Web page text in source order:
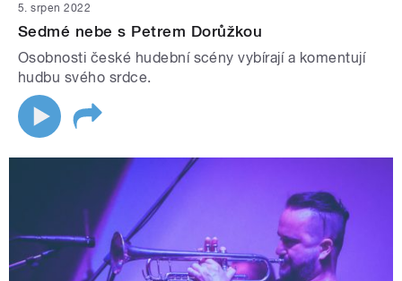
5. srpen 2022
Sedmé nebe s Petrem Dorůžkou
Osobnosti české hudební scény vybírají a komentují
hudbu svého srdce.